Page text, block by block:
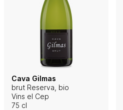
Cava Gilmas
brut Reserva, bio
Vins el Cep
75 cl